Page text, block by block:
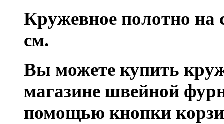
Кружевное полотно на
см.
Вы можете купить
магазине швейной
помощью кнопки